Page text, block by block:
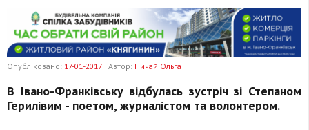
Опубліковано: 17-01-2017 Автор: Ничай Ольга
В Івано-Франківську відбулась зустріч зі Степаном
Герилівим - поетом, журналістом та волонтером.